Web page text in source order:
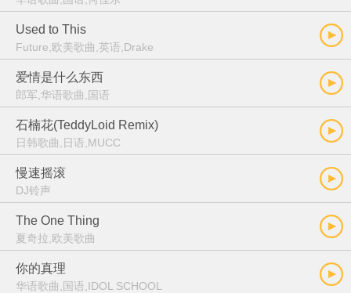
Used to This
Future,欧美歌曲,英语,Drake
爱情是什么东西
郎军,华语歌曲,国语
石楠花(TeddyLoid Remix)
日韩歌曲,日语,MUCC
慢速摇滚
DJ铃声
The One Thing
夏奇拉,欧美歌曲
你的真理
华语歌曲,国语,IDOL SCHOOL